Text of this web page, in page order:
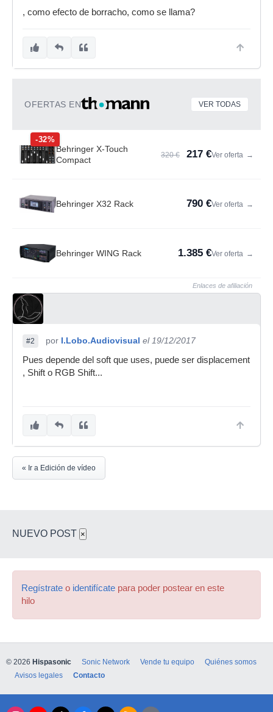
, como efecto de borracho, como se llama?
OFERTAS EN VER TODAS
-32%
Behringer X-Touch
Compact
320 € 217 €Ver oferta →
Behringer X32 Rack 790 €Ver oferta →
Behringer WING Rack 1.385 €Ver oferta →
Enlaces de afiliación
#2 por I.Lobo.Audiovisual el 19/12/2017
Pues depende del soft que uses, puede ser displacement
, Shift o RGB Shift...
« Ir a Edición de vídeo
NUEVO POST ×
Regístrate o identifícate para poder postear en este
hilo
© 2026 Hispasonic Sonic Network Vende tu equipo
Quiénes somos
Avisos legales
Contacto